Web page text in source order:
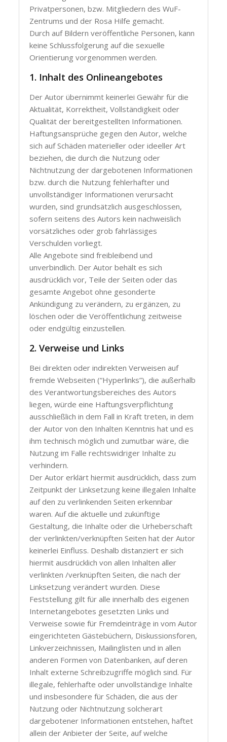
Privatpersonen, bzw. Mitgliedern des WuF-
Zentrums und der Rosa Hilfe gemacht.
Durch auf Bildern veröffentliche Personen, kann
keine Schlussfolgerung auf die sexuelle
Orientierung vorgenommen werden.
1. Inhalt des Onlineangebotes
Der Autor übernimmt keinerlei Gewähr für die
Aktualität, Korrektheit, Vollständigkeit oder
Qualität der bereitgestellten Informationen.
Haftungsansprüche gegen den Autor, welche
sich auf Schäden materieller oder ideeller Art
beziehen, die durch die Nutzung oder
Nichtnutzung der dargebotenen Informationen
bzw. durch die Nutzung fehlerhafter und
unvollständiger Informationen verursacht
wurden, sind grundsätzlich ausgeschlossen,
sofern seitens des Autors kein nachweislich
vorsätzliches oder grob fahrlässiges
Verschulden vorliegt.
Alle Angebote sind freibleibend und
unverbindlich. Der Autor behält es sich
ausdrücklich vor, Teile der Seiten oder das
gesamte Angebot ohne gesonderte
Ankündigung zu verändern, zu ergänzen, zu
löschen oder die Veröffentlichung zeitweise
oder endgültig einzustellen.
2. Verweise und Links
Bei direkten oder indirekten Verweisen auf
fremde Webseiten (“Hyperlinks”), die außerhalb
des Verantwortungsbereiches des Autors
liegen, würde eine Haftungsverpflichtung
ausschließlich in dem Fall in Kraft treten, in dem
der Autor von den Inhalten Kenntnis hat und es
ihm technisch möglich und zumutbar wäre, die
Nutzung im Falle rechtswidriger Inhalte zu
verhindern.
Der Autor erklärt hiermit ausdrücklich, dass zum
Zeitpunkt der Linksetzung keine illegalen Inhalte
auf den zu verlinkenden Seiten erkennbar
waren. Auf die aktuelle und zukünftige
Gestaltung, die Inhalte oder die Urheberschaft
der verlinkten/verknüpften Seiten hat der Autor
keinerlei Einfluss. Deshalb distanziert er sich
hiermit ausdrücklich von allen Inhalten aller
verlinkten /verknüpften Seiten, die nach der
Linksetzung verändert wurden. Diese
Feststellung gilt für alle innerhalb des eigenen
Internetangebotes gesetzten Links und
Verweise sowie für Fremdeinträge in vom Autor
eingerichteten Gästebüchern, Diskussionsforen,
Linkverzeichnissen, Mailinglisten und in allen
anderen Formen von Datenbanken, auf deren
Inhalt externe Schreibzugriffe möglich sind. Für
illegale, fehlerhafte oder unvollständige Inhalte
und insbesondere für Schäden, die aus der
Nutzung oder Nichtnutzung solcherart
dargebotener Informationen entstehen, haftet
allein der Anbieter der Seite, auf welche